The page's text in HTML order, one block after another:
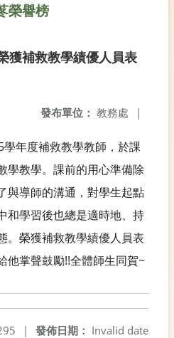
榮譽榜
獲補救教學績優人員表
發布單位： 教務處 |
年度補救教學教師，於課
學教學。課前的用心準備除
與導師的溝通，對學生起點
和學習後也總是適時地、持
。榮獲補救教學績優人員表
他掌聲鼓勵!!全體師生同賀~
發佈日期： Invalid date
|